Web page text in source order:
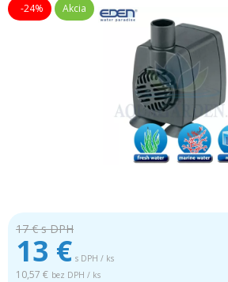
-24% Akcia
17 €s DPH
13 € s DPH / ks
10,57 € bez DPH / ks